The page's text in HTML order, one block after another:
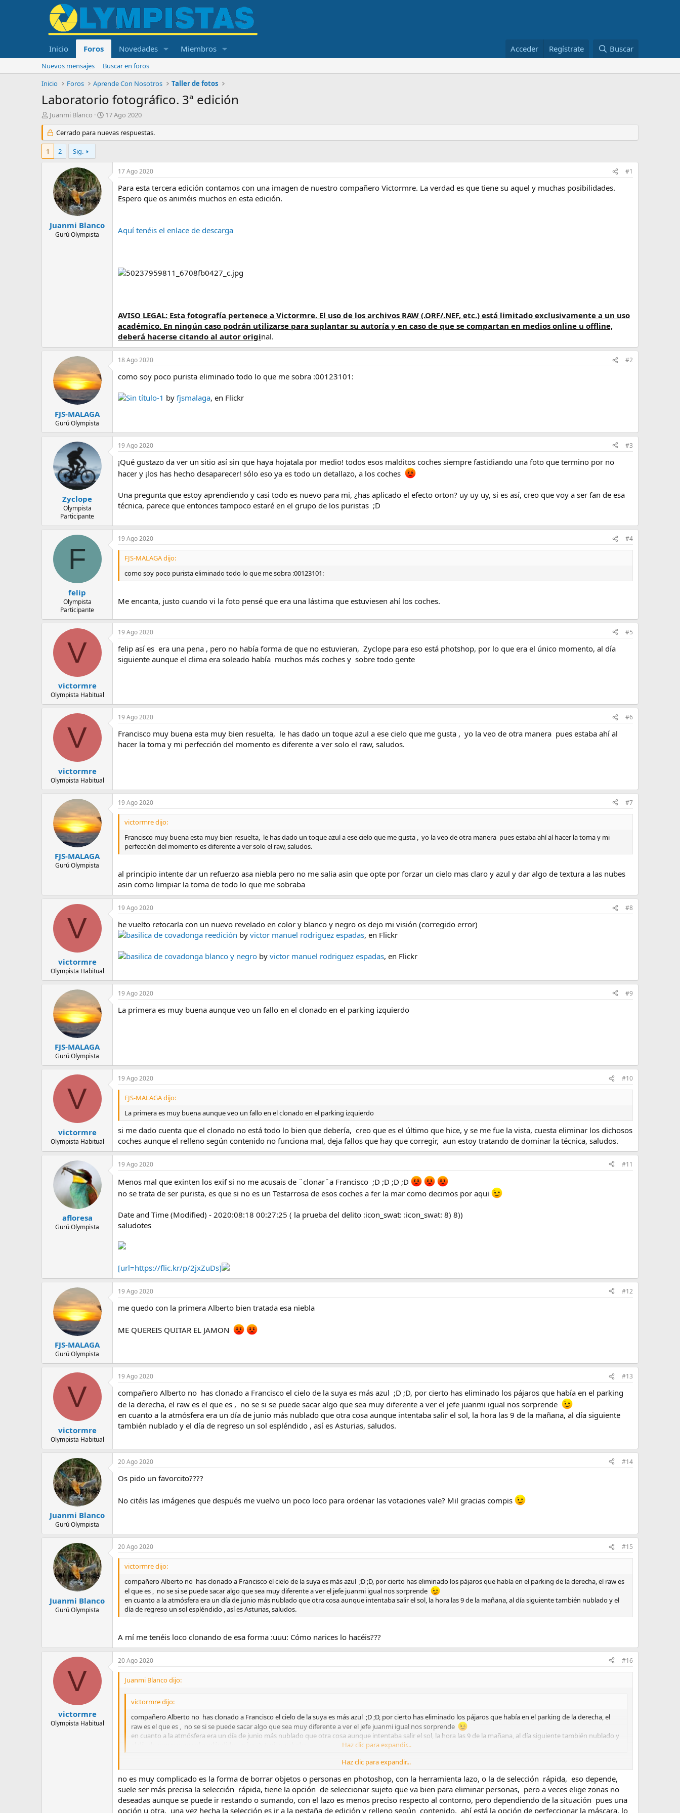
Inicio Foros Novedades Miembros Acceder Regístrate Buscar
Nuevos mensajes
Buscar en foros
Inicio
Foros Aprende Con Nosotros Taller de fotos
Laboratorio fotográfico. 3ª edición
I
i
c
a
t
e
Juanmi Blanco
F
c
h
17 Ago 2020
Cerrado para nuevas respuestas.
1 2 Sig.
Juanmi Blanco
Gurú Olympista
17 Ago 2020 #1
Para esta tercera edición contamos con una imagen de nuestro compañero Victormre. La verdad es que tiene su aquel y muchas posibilidades.
Espero que os animéis muchos en esta edición.
Aquí tenéis el enlace de descarga
AVISO LEGAL: Esta fotografía pertenece a Victormre. El uso de los archivos RAW (.ORF/.NEF, etc.) está limitado exclusivamente a un uso
académico. En ningún caso podrán utilizarse para suplantar su autoría y en caso de que se compartan en medios online u offline,
deberá hacerse citando al autor original.
FJS-MALAGA
Gurú Olympista
18 Ago 2020 #2
como soy poco purista eliminado todo lo que me sobra :00123101:
Sin título-1 by fjsmalaga, en Flickr
Zyclope
Olympista
Participante
19 Ago 2020 #3
¡Qué gustazo da ver un sitio así sin que haya hojatala por medio! todos esos malditos coches siempre fastidiando una foto que termino por no
hacer y ¡los has hecho desaparecer! sólo eso ya es todo un detallazo, a los coches
Una pregunta que estoy aprendiendo y casi todo es nuevo para mi, ¿has aplicado el efecto orton? uy uy uy, si es así, creo que voy a ser fan de esa
técnica, parece que entonces tampoco estaré en el grupo de los puristas ;D
F
felip
Olympista
Participante
19 Ago 2020 #4
FJS-MALAGA dijo:
como soy poco purista eliminado todo lo que me sobra :00123101:
Me encanta, justo cuando vi la foto pensé que era una lástima que estuviesen ahí los coches.
V
victormre
Olympista Habitual
19 Ago 2020 #5
felip así es era una pena , pero no había forma de que no estuvieran, Zyclope para eso está photshop, por lo que era el único momento, al día
siguiente aunque el clima era soleado había muchos más coches y sobre todo gente
V
victormre
Olympista Habitual
19 Ago 2020 #6
Francisco muy buena esta muy bien resuelta, le has dado un toque azul a ese cielo que me gusta , yo la veo de otra manera pues estaba ahí al
hacer la toma y mi perfección del momento es diferente a ver solo el raw, saludos.
FJS-MALAGA
Gurú Olympista
19 Ago 2020 #7
victormre dijo:
Francisco muy buena esta muy bien resuelta, le has dado un toque azul a ese cielo que me gusta , yo la veo de otra manera pues estaba ahí al hacer la toma y mi
perfección del momento es diferente a ver solo el raw, saludos.
al principio intente dar un refuerzo asa niebla pero no me salia asin que opte por forzar un cielo mas claro y azul y dar algo de textura a las nubes
asin como limpiar la toma de todo lo que me sobraba
V
victormre
Olympista Habitual
19 Ago 2020 #8
he vuelto retocarla con un nuevo revelado en color y blanco y negro os dejo mi visión (corregido error)
basilica de covadonga reedición by victor manuel rodriguez espadas, en Flickr
basilica de covadonga blanco y negro by victor manuel rodriguez espadas, en Flickr
FJS-MALAGA
Gurú Olympista
19 Ago 2020 #9
La primera es muy buena aunque veo un fallo en el clonado en el parking izquierdo
V
victormre
Olympista Habitual
19 Ago 2020 #10
FJS-MALAGA dijo:
La primera es muy buena aunque veo un fallo en el clonado en el parking izquierdo
si me dado cuenta que el clonado no está todo lo bien que debería, creo que es el último que hice, y se me fue la vista, cuesta eliminar los dichosos
coches aunque el relleno según contenido no funciona mal, deja fallos que hay que corregir, aun estoy tratando de dominar la técnica, saludos.
afloresa
Gurú Olympista
19 Ago 2020 #11
Menos mal que exinten los exif si no me acusais de ¨clonar¨a Francisco ;D ;D ;D ;D
no se trata de ser purista, es que si no es un Testarrosa de esos coches a fer la mar como decimos por aqui
Date and Time (Modified) - 2020:08:18 00:27:25 ( la prueba del delito :icon_swat: :icon_swat: 8) 8))
saludotes
[url=https://flic.kr/p/2jxZuDs]
FJS-MALAGA
Gurú Olympista
19 Ago 2020 #12
me quedo con la primera Alberto bien tratada esa niebla
ME QUEREIS QUITAR EL JAMON
V
victormre
Olympista Habitual
19 Ago 2020 #13
compañero Alberto no has clonado a Francisco el cielo de la suya es más azul ;D ;D, por cierto has eliminado los pájaros que había en el parking
de la derecha, el raw es el que es , no se si se puede sacar algo que sea muy diferente a ver el jefe juanmi igual nos sorprende
en cuanto a la atmósfera era un día de junio más nublado que otra cosa aunque intentaba salir el sol, la hora las 9 de la mañana, al día siguiente
también nublado y el día de regreso un sol espléndido , así es Asturias, saludos.
Juanmi Blanco
Gurú Olympista
20 Ago 2020 #14
Os pido un favorcito????
No citéis las imágenes que después me vuelvo un poco loco para ordenar las votaciones vale? Mil gracias compis
Juanmi Blanco
Gurú Olympista
20 Ago 2020 #15
victormre dijo:
compañero Alberto no has clonado a Francisco el cielo de la suya es más azul ;D ;D, por cierto has eliminado los pájaros que había en el parking de la derecha, el raw es
el que es , no se si se puede sacar algo que sea muy diferente a ver el jefe juanmi igual nos sorprende
en cuanto a la atmósfera era un día de junio más nublado que otra cosa aunque intentaba salir el sol, la hora las 9 de la mañana, al día siguiente también nublado y el
día de regreso un sol espléndido , así es Asturias, saludos.
A mí me tenéis loco clonando de esa forma :uuu: Cómo narices lo hacéis???
V
victormre
Olympista Habitual
20 Ago 2020 #16
Juanmi Blanco dijo:
victormre dijo:
compañero Alberto no has clonado a Francisco el cielo de la suya es más azul ;D ;D, por cierto has eliminado los pájaros que había en el parking de la derecha, el
raw es el que es , no se si se puede sacar algo que sea muy diferente a ver el jefe juanmi igual nos sorprende
en cuanto a la atmósfera era un día de junio más nublado que otra cosa aunque intentaba salir el sol, la hora las 9 de la mañana, al día siguiente también nublado y
Haz clic para expandir...
A mí me tenéis loco clonando de esa forma :uuu: Cómo narices lo hacéis???
Haz clic para expandir...
no es muy complicado es la forma de borrar objetos o personas en photoshop, con la herramienta lazo, o la de selección rápida, eso depende,
suele ser más precisa la selección rápida, tiene la opción de seleccionar sujeto que va bien para eliminar personas, pero a veces elige zonas no
deseadas aunque se puede ir restando o sumando, con el lazo es menos preciso respecto al contorno, pero dependiendo de la situación pues una
opción u otra, una vez hecha la selección es ir a la pestaña de edición y relleno según contenido, ahí está la opción de perfeccionar la máscara, lo